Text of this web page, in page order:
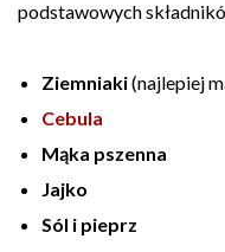
podstawowych
Ziemniaki(najlepiej
Cebula
Mąka pszenna
Jajko
Sól i pieprz